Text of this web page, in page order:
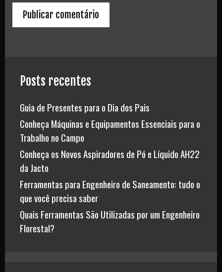
Posts recentes
Guia de Presentes para o Dia dos Pais
Conheça Máquinas e Equipamentos Essenciais para o
Trabalho no Campo
Conheça os Novos Aspiradores de Pó e Líquido AH22
da Jacto
Ferramentas para Engenheiro de Saneamento: tudo o
que você precisa saber
Quais Ferramentas São Utilizadas por um Engenheiro
Florestal?